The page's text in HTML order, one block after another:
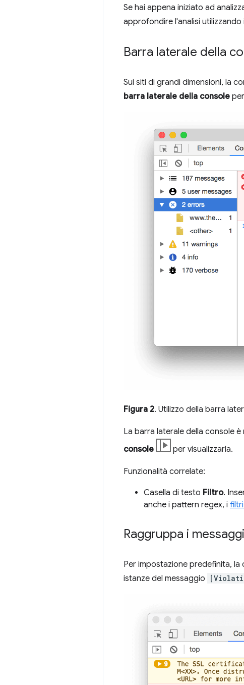
Se hai appena iniziato ad
approfondire l'analisi utilizzando
Barra laterale della
Sui siti di grandi dimensioni, la
barra laterale della console
Figura 2. Utilizzo della barra
La barra laterale della console
console
per visualizzarla.
Funzionalità correlate:
Casella di testo Filtro.
anche i pattern regex, i
Raggruppa i
Per impostazione predefinita, la
istanze del messaggio